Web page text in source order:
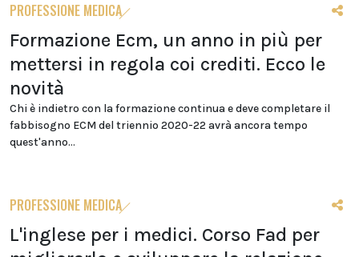
PROFESSIONE MEDICA
Formazione Ecm, un anno in più per
mettersi in regola coi crediti. Ecco le
novità
Chi è indietro con la formazione continua e deve completare il
fabbisogno ECM del triennio 2020-22 avrà ancora tempo
quest'anno...
PROFESSIONE MEDICA
L'inglese per i medici. Corso Fad per